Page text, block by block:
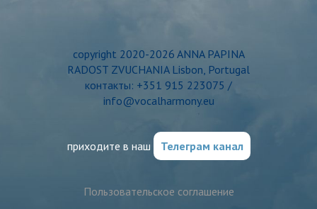
copyright 2020-2026 ANNA PAPINA
RADOST ZVUCHANIA Lisbon, Portugal
контакты: +351 915 223075 /
info@vocalharmony.eu
приходите в наш Телеграм канал
Пользовательское соглашение